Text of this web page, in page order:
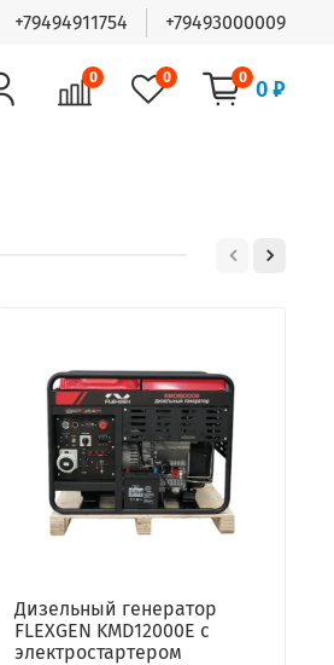
+79494911754 +79493000009
0 0 0 0 ₽
Дизельный генератор
FLEXGEN KMD12000E с
электростартером